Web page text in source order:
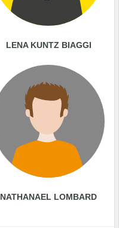
LENA KUNTZ BIAGGI
NATHANAEL LOMBARD